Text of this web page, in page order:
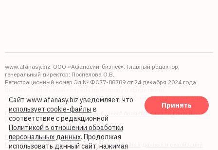
www.afanasy.biz. ООО «Афанасий-бизнес». Главный редактор,
генеральный директор: Поспелова О.В.
Регистрационный номер Эл № ФС77-88789 от 24 декабря 2024 года
Выдано: Федеральная служба по надзору в сфере связи,
информационных технологий и массовых коммуникаций (Роскомнадзор).
Правопреемником АО "Афанасий-бизнес" является ООО "Афанасий-
бизнес"
Политика обработки файлов cookie
Политика в отношении обработки персональных данных и реализации
Сайт www.afanasy.biz уведомляет, что
использует cookie-файлы в
соответствие с редакционной
Политикой в отношении обработки
персональных данных. Продолжая
использовать данный сайт, нажимая
Принять